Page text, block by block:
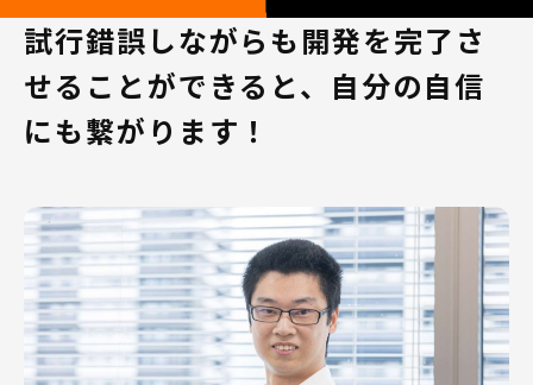
試行錯誤しながらも開発を完了さ
せることができると、自分の自信
にも繋がります！